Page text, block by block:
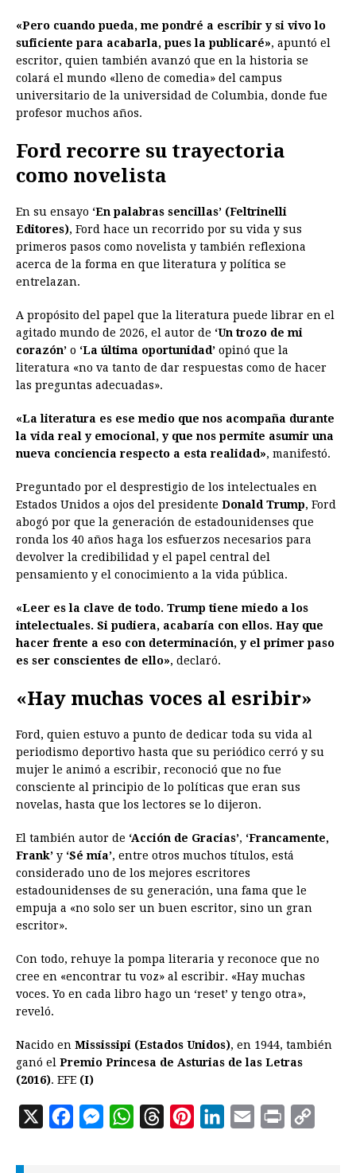
«Pero cuando pueda, me pondré a escribir y si vivo lo
suficiente para acabarla, pues la publicaré», apuntó el
escritor, quien también avanzó que en la historia se
colará el mundo «lleno de comedia» del campus
universitario de la universidad de Columbia, donde fue
profesor muchos años.
Ford recorre su trayectoria
como novelista
En su ensayo ‘En palabras sencillas’ (Feltrinelli
Editores), Ford hace un recorrido por su vida y sus
primeros pasos como novelista y también reflexiona
acerca de la forma en que literatura y política se
entrelazan.
A propósito del papel que la literatura puede librar en el
agitado mundo de 2026, el autor de ‘Un trozo de mi
corazón’ o ‘La última oportunidad’ opinó que la
literatura «no va tanto de dar respuestas como de hacer
las preguntas adecuadas».
«La literatura es ese medio que nos acompaña durante
la vida real y emocional, y que nos permite asumir una
nueva conciencia respecto a esta realidad», manifestó.
Preguntado por el desprestigio de los intelectuales en
Estados Unidos a ojos del presidente Donald Trump, Ford
abogó por que la generación de estadounidenses que
ronda los 40 años haga los esfuerzos necesarios para
devolver la credibilidad y el papel central del
pensamiento y el conocimiento a la vida pública.
«Leer es la clave de todo. Trump tiene miedo a los
intelectuales. Si pudiera, acabaría con ellos. Hay que
hacer frente a eso con determinación, y el primer paso
es ser conscientes de ello», declaró.
«Hay muchas voces al esribir»
Ford, quien estuvo a punto de dedicar toda su vida al
periodismo deportivo hasta que su periódico cerró y su
mujer le animó a escribir, reconoció que no fue
consciente al principio de lo políticas que eran sus
novelas, hasta que los lectores se lo dijeron.
El también autor de ‘Acción de Gracias’, ‘Francamente,
Frank’ y ‘Sé mía’, entre otros muchos títulos, está
considerado uno de los mejores escritores
estadounidenses de su generación, una fama que le
empuja a «no solo ser un buen escritor, sino un gran
escritor».
Con todo, rehuye la pompa literaria y reconoce que no
cree en «encontrar tu voz» al escribir. «Hay muchas
voces. Yo en cada libro hago un ‘reset’ y tengo otra»,
reveló.
Nacido en Mississipi (Estados Unidos), en 1944, también
ganó el Premio Princesa de Asturias de las Letras
(2016). EFE (I)
X
M
W